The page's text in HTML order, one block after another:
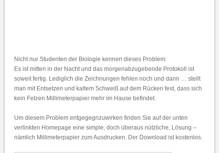
Nicht nur Studenten der Biologie kennen dieses Problem:
Es ist mitten in der Nacht und das morgenabzugebende Protokoll ist
soweit fertig. Lediglich die Zeichnungen fehlen noch und dann … stellt
man mit Entsetzen und kaltem Schweiß auf dem Rücken fest, dass sich
kein Fetzen Millimeterpapier mehr im Hause befindet.
Um diesem Problem entgegegnzuwirken finden Sie auf der unten
verlinkten Homepage eine simple, doch überaus nützliche, Lösung –
nämlich Millimeterpapier zum Ausdrucken. Der Download ist kostenlos.